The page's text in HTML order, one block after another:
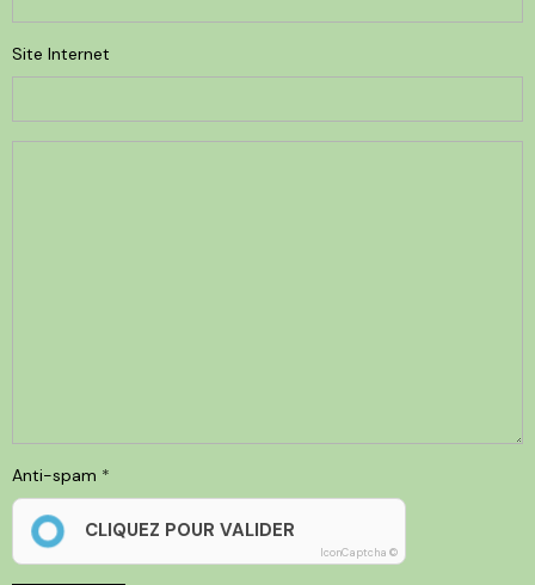
Site Internet
Anti-spam
CLIQUEZ POUR VALIDER
IconCaptcha ©